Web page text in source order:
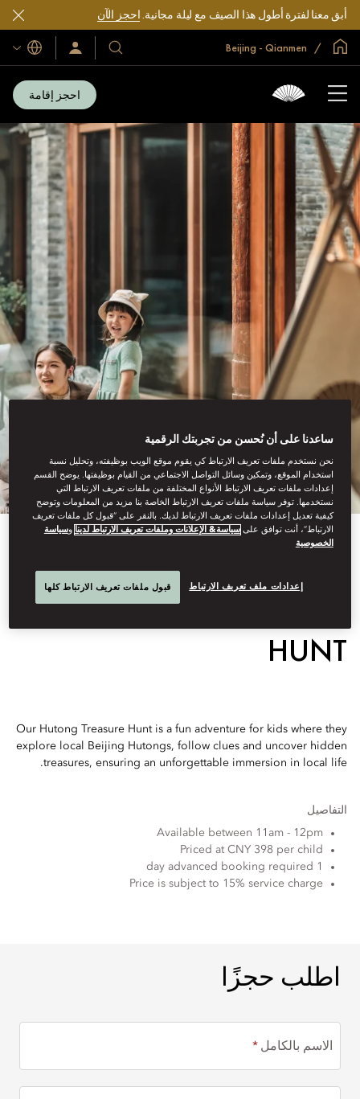
أبق معنا لفترة أطول هذا الصيف مع ليلة مجانية.احجز الآن
الصفحة الرئيسية العالمية
فنادقنا
ومنتجعاتنا
سجّل
الدخول/
اللغات
احجز إقامة
View All
HUTONG TREASURE
HUNT
Our Hutong Treasure Hunt is a fun adventure for kids where they
explore local Beijing Hutongs, follow clues and uncover hidden
treasures, ensuring an unforgettable immersion in local life.
التفاصيل
Available between 11am - 12pm
Priced at CNY 398 per child
1 day advanced booking required
Price is subject to 15% service charge
اطلب حجزًا
اطلب حجزًا
الاسم بالكامل
ساعدنا على أن نُحسن من تجربتك الرقمية
نحن نستخدم ملفات تعريف الارتباط كي يقوم موقع الويب بوظيفته، وتحليل نسبة
استخدام الموقع، وتمكين وسائل التواصل الاجتماعي من القيام بوظيفتها. يوضح القسم
إعدادات ملفات تعريف الارتباط الأنواع المختلفة من ملفات تعريف الارتباط التي
نستخدمها. توفر سياسة ملفات تعريف الارتباط الخاصة بنا مزيد من المعلومات وتوضح
كيفية تعديل إعدادات ملفات تعريف الارتباط لديك. بالنقر على “قبول كل ملفات تعريف
الارتباط”، أنت توافق علىسياسة& الإعلانات وملفات تعريف الارتباط لدينا وسياسة
الخصوصية
إعدادات ملف تعريف الارتباط قبول ملفات تعريف الارتباط كلها